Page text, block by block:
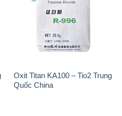
Oxit Titan KA100 – Tio2 Trung